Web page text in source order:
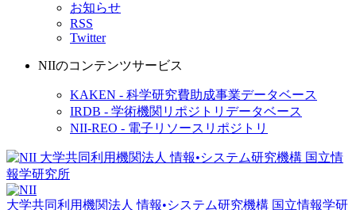
お知らせ
RSS
Twitter
NIIのコンテンツサービス
KAKEN - 科学研究費助成事業データベース
IRDB - 学術機関リポジトリデータベース
NII-REO - 電子リソースリポジトリ
大学共同利用機関法人 情報•システム研究機構 国立情報学研